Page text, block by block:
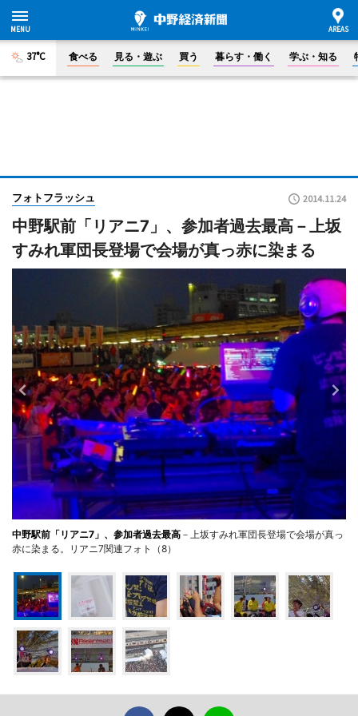
37°C 食べる 見る・遊ぶ 買う 暮らす・働く 学ぶ・知る
フォトフラッシュ 2014.11.24
中野駅前「リアニ7」、参加者過去最高－上坂
すみれ軍団長登場で会場が真っ赤に染まる
中野駅前「リアニ7」、参加者過去最高 －上坂すみれ軍団長登場で会場が真っ
赤に染まる。リアニ7関連フォト（8）